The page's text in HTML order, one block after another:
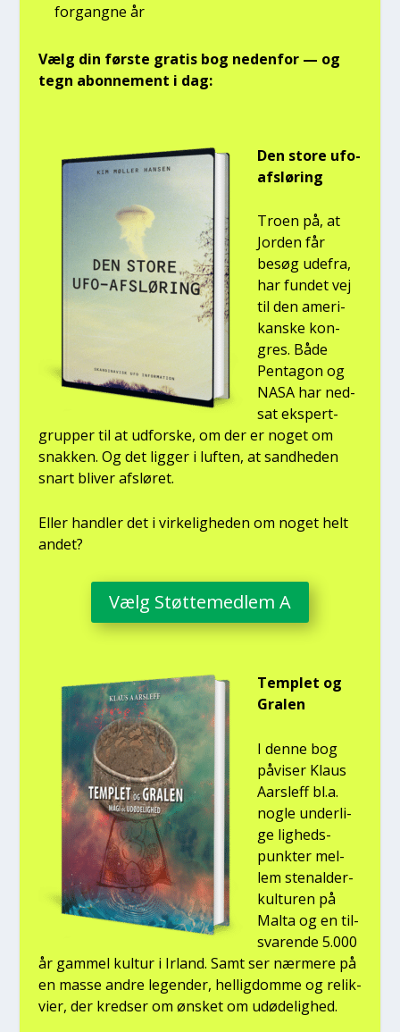
for­gang­ne år
Vælg din før­ste gra­tis bog neden­for — og
tegn abon­ne­ment i dag:
Den sto­re ufo-
afslø­ring
Tro­en på, at
Jor­den får
besøg ude­fra,
har fun­det vej
til den ame­ri­
kan­ske kon­
gres. Både
Pen­ta­gon og
NASA har ned­
sat eks­pert­
grup­per til at udfor­ske, om der er noget om
snak­ken. Og det lig­ger i luf­ten, at sand­he­den
snart bli­ver afslø­ret.
Eller hand­ler det i vir­ke­lig­he­den om noget helt
andet?
Vælg Støt­te­med­lem A
Temp­let og
Gra­len
I den­ne bog
påvi­ser Klaus
Aars­l­eff bl.a.
nog­le under­li­
ge lig­heds­
punk­ter mel­
lem ste­nal­der­
kul­tu­ren på
Mal­ta og en til­
sva­ren­de 5.000
år gam­mel kul­tur i Irland. Samt ser nær­me­re på
en mas­se andre legen­der, hel­lig­dom­me og relik­
vi­er, der kred­ser om ønsket om udø­de­lig­hed.